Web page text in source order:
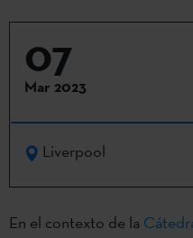
07
Mar 2023
Liverpool
En el contexto de la